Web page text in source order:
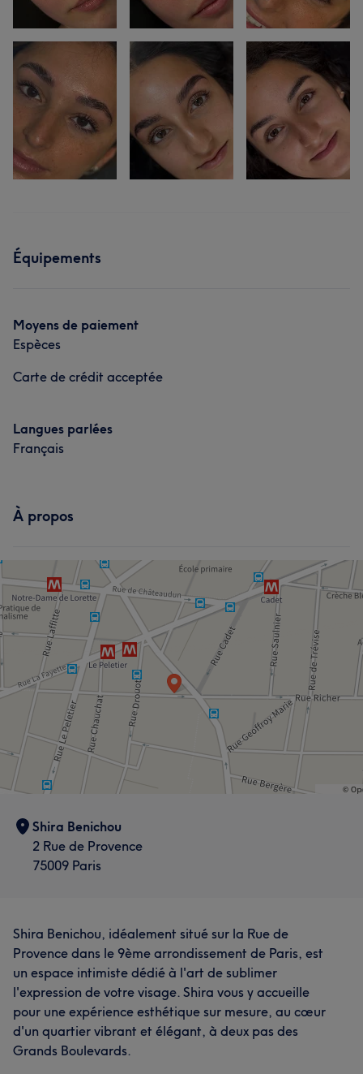
Équipements
Moyens de paiement
Espèces
Carte de crédit acceptée
Langues parlées
Français
À propos
Shira Benichou
2 Rue de Provence
75009 Paris
Shira Benichou, idéalement situé sur la Rue de
Provence dans le 9ème arrondissement de Paris, est
un espace intimiste dédié à l'art de sublimer
l'expression de votre visage. Shira vous y accueille
pour une expérience esthétique sur mesure, au cœur
d'un quartier vibrant et élégant, à deux pas des
Grands Boulevards.